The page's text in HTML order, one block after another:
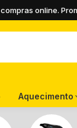
online.
Aquecimento